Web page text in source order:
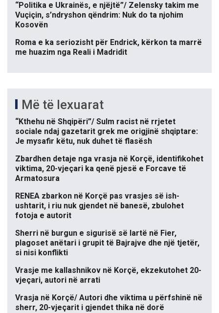
“Politika e Ukrainës, e njëjtë”/ Zelensky takim me
Vuçiçin, s’ndryshon qëndrim: Nuk do ta njohim
Kosovën
Roma e ka seriozisht për Endrick, kërkon ta marrë
me huazim nga Reali i Madridit
Më të lexuarat
“Kthehu në Shqipëri”/ Sulm racist në rrjetet
sociale ndaj gazetarit grek me origjinë shqiptare:
Je mysafir këtu, nuk duhet të flasësh
Zbardhen detaje nga vrasja në Korçë, identifikohet
viktima, 20-vjeçari ka qenë pjesë e Forcave të
Armatosura
RENEA zbarkon në Korçë pas vrasjes së ish-
ushtarit, i riu nuk gjendet në banesë, zbulohet
fotoja e autorit
Sherri në burgun e sigurisë së lartë në Fier,
plagoset anëtari i grupit të Bajrajve dhe një tjetër,
si nisi konflikti
Vrasje me kallashnikov në Korçë, ekzekutohet 20-
vjeçari, autori në arrati
Vrasja në Korçë/ Autori dhe viktima u përfshinë në
sherr, 20-vjeçarit i gjendet thika në dorë